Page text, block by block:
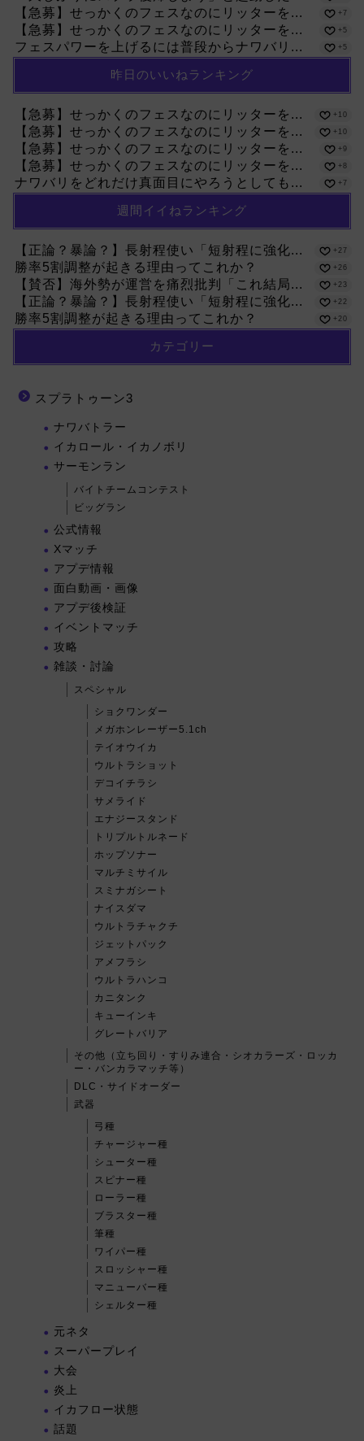
【急募】せっかくのフェスなのにリッターを... +7
【急募】せっかくのフェスなのにリッターを... +5
フェスパワーを上げるには普段からナワバリ... +5
昨日のいいねランキング
【急募】せっかくのフェスなのにリッターを... +10
【急募】せっかくのフェスなのにリッターを... +10
【急募】せっかくのフェスなのにリッターを... +9
【急募】せっかくのフェスなのにリッターを... +8
ナワバリをどれだけ真面目にやろうとしても... +7
週間イイねランキング
【正論？暴論？】長射程使い「短射程に強化... +27
勝率5割調整が起きる理由ってこれか？ +26
【賛否】海外勢が運営を痛烈批判「これ結局... +23
【正論？暴論？】長射程使い「短射程に強化... +22
勝率5割調整が起きる理由ってこれか？ +20
カテゴリー
スプラトゥーン3
ナワバトラー
イカロール・イカノボリ
サーモンラン
バイトチームコンテスト
ビッグラン
公式情報
Xマッチ
アプデ情報
面白動画・画像
アプデ後検証
イベントマッチ
攻略
雑談・討論
スペシャル
ショクワンダー
メガホンレーザー5.1ch
テイオウイカ
ウルトラショット
デコイチラシ
サメライド
エナジースタンド
トリプルトルネード
ホップソナー
マルチミサイル
スミナガシート
ナイスダマ
ウルトラチャクチ
ジェットパック
アメフラシ
ウルトラハンコ
カニタンク
キューインキ
グレートバリア
その他（立ち回り・すりみ連合・シオカラーズ・ロッカ
ー・バンカラマッチ等）
DLC・サイドオーダー
武器
弓種
チャージャー種
シューター種
スピナー種
ローラー種
ブラスター種
筆種
ワイパー種
スロッシャー種
マニューバー種
シェルター種
元ネタ
スーパープレイ
大会
炎上
イカフロー状態
話題